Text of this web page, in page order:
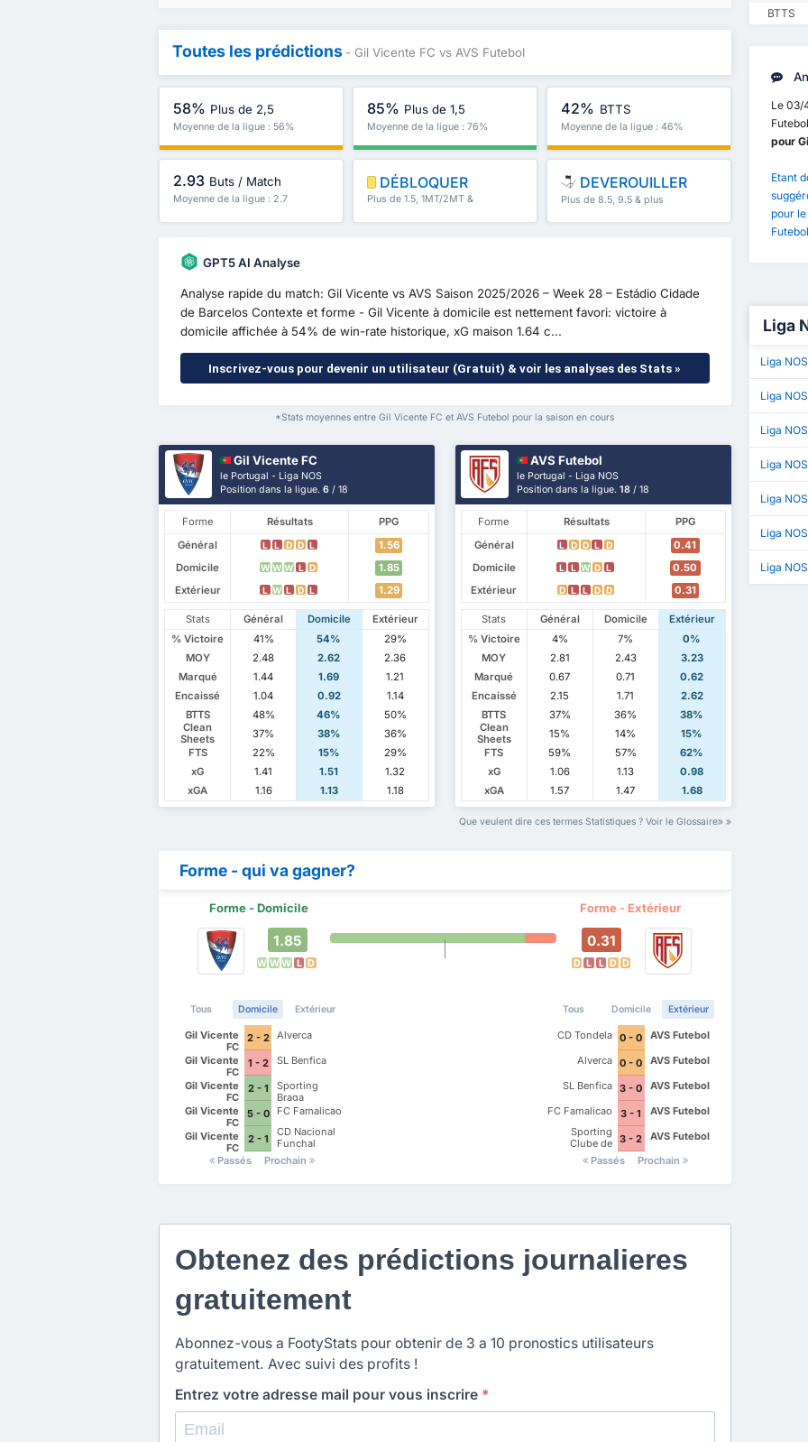
Toutes les prédictions - Gil Vicente FC vs AVS Futebol
58% Plus de 2,5
Moyenne de la ligue : 56%
85% Plus de 1,5
Moyenne de la ligue : 76%
42% BTTS
Moyenne de la ligue : 46%
2.93 Buts / Match
Moyenne de la ligue : 2.7
DÉBLOQUER
Plus de 1.5, 1MT/2MT &
plus
DEVEROUILLER
Plus de 8.5, 9.5 & plus
GPT5 AI Analyse
Analyse rapide du match: Gil Vicente vs AVS Saison 2025/2026 – Week 28 – Estádio Cidade
de Barcelos Contexte et forme - Gil Vicente à domicile est nettement favori: victoire à
domicile affichée à 54% de win-rate historique, xG maison 1.64 c...
Inscrivez-vous pour devenir un utilisateur (Gratuit) & voir les analyses des Stats »
*Stats moyennes entre Gil Vicente FC et AVS Futebol pour la saison en cours
Gil Vicente FC
le Portugal - Liga NOS
Position dans la ligue.6 / 18
Forme Résultats
PPG
Général
L L D D L
1.56
Domicile
W W W L D
1.85
Extérieur
L W L D L 1.29
Stats Général Domicile
Extérieur
% Victoire
41% 54%
29%
MOY
2.48 2.62
2.36
Marqué
1.44 1.69
1.21
Encaissé
1.04 0.92
1.14
BTTS
48% 46%
50%
Clean
Sheets
37% 38%
36%
FTS
22% 15%
29%
xG
1.41 1.51
1.32
xGA
1.16 1.13 1.18
AVS Futebol
le Portugal - Liga NOS
Position dans la ligue.18 / 18
Forme Résultats
PPG
Général
L D D L D
0.41
Domicile
L L W D L
0.50
Extérieur
D L L D D 0.31
Stats Général Domicile
Extérieur
% Victoire
4% 7%
0%
MOY
2.81 2.43
3.23
Marqué
0.67 0.71
0.62
Encaissé
2.15 1.71
2.62
BTTS
37% 36%
38%
Clean
Sheets
15% 14%
15%
FTS
59% 57%
62%
xG
1.06 1.13
0.98
xGA
1.57 1.47 1.68
Que veulent dire ces termes Statistiques ? Voir le Glossaire
Forme - qui va gagner?
Forme - Domicile Forme - Extérieur
1.85
W W W L D
Tous Domicile Extérieur
Gil Vicente
FC
2 - 2
Alverca
Gil Vicente
FC
1 - 2
SL Benfica
Gil Vicente
FC
2 - 1
Sporting
Braga
Gil Vicente
FC
5 - 0
FC Famalicao
Gil Vicente
FC
2 - 1
CD Nacional
Funchal
Passés
Prochain
0.31
D L L D D
Tous Domicile Extérieur
CD Tondela 0 - 0
AVS Futebol
Alverca 0 - 0
AVS Futebol
SL Benfica 3 - 0
AVS Futebol
FC Famalicao
3 - 1
AVS Futebol
Sporting
Clube de
Portugal
3 - 2
AVS Futebol
Passés
Prochain
Obtenez des prédictions journalieres
gratuitement
Abonnez-vous a FootyStats pour obtenir de 3 a 10 pronostics utilisateurs
gratuitement. Avec suivi des profits !
Entrez votre adresse mail pour vous inscrire *
BTTS
Le 03/
pour
Etant
pour
Liga
Liga
Liga
Liga
Liga
Liga
Liga
Liga